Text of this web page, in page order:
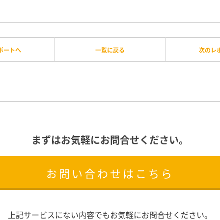
ートへ 一覧に戻る 次のレ
まずはお気軽にお問合せください。
お問い合わせはこちら
上記サービスにない内容でもお気軽にお問合せください。